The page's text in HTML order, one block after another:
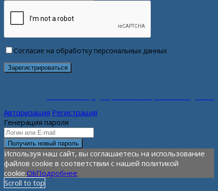
Согласие на обработку персональных данных
Авторизация Регистрация
Генерация пароля
Используя наш сайт, вы соглашаетесь на использование
файлов cookie в соответствии с нашей политикой
cookie.OkПодробнее
Scroll to top